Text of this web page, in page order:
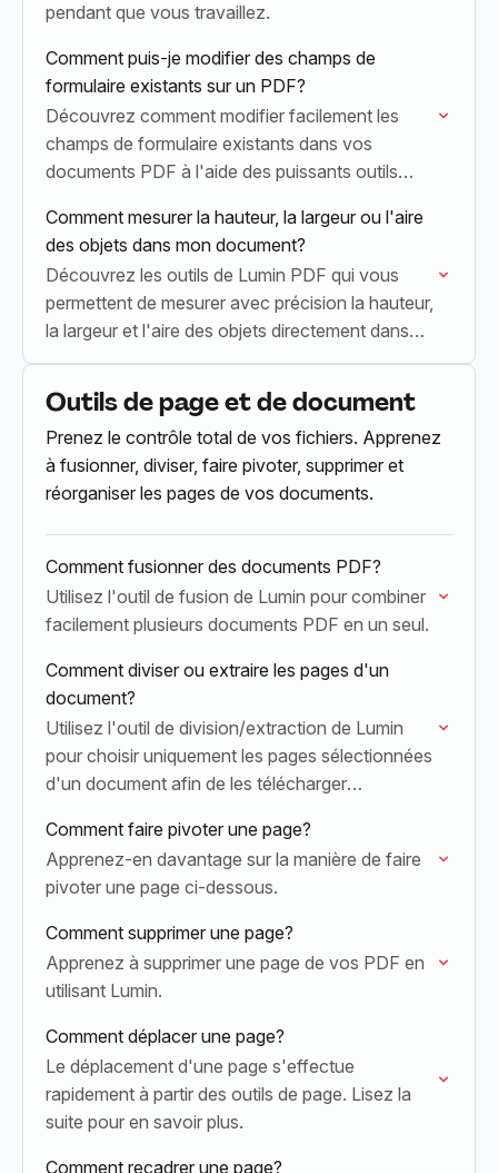
pendant que vous travaillez.
Comment puis-je modifier des champs de
formulaire existants sur un PDF?
Découvrez comment modifier facilement les
champs de formulaire existants dans vos
documents PDF à l'aide des puissants outils
Comment mesurer la hauteur, la largeur ou l'aire
des objets dans mon document?
Découvrez les outils de Lumin PDF qui vous
permettent de mesurer avec précision la hauteur,
la largeur et l'aire des objets directement dans
votre document PDF.
Outils de page et de document
Prenez le contrôle total de vos fichiers. Apprenez
à fusionner, diviser, faire pivoter, supprimer et
réorganiser les pages de vos documents.
Comment fusionner des documents PDF?
Utilisez l'outil de fusion de Lumin pour combiner
facilement plusieurs documents PDF en un seul.
Comment diviser ou extraire les pages d'un
document?
Utilisez l'outil de division/extraction de Lumin
pour choisir uniquement les pages sélectionnées
d'un document afin de les télécharger
Comment faire pivoter une page?
Apprenez-en davantage sur la manière de faire
pivoter une page ci-dessous.
Comment supprimer une page?
Apprenez à supprimer une page de vos PDF en
utilisant Lumin.
Comment déplacer une page?
Le déplacement d'une page s'effectue
rapidement à partir des outils de page. Lisez la
suite pour en savoir plus.
Comment recadrer une page?